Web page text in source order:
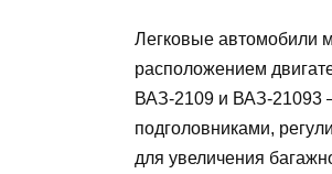
Легковые автомобили
расположением
ВАЗ-2109 и ВАЗ-21093
подголовниками,
для увеличения